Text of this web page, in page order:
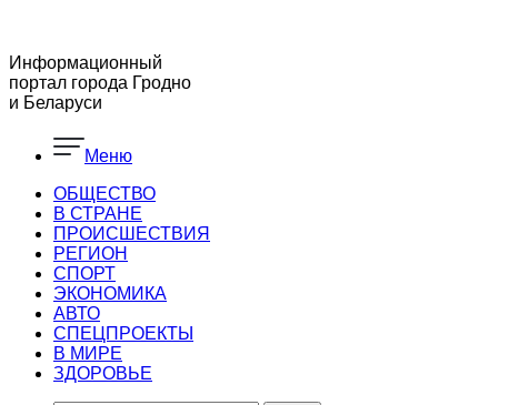
Информационный
портал города Гродно
и Беларуси
Меню
ОБЩЕСТВО
В СТРАНЕ
ПРОИСШЕСТВИЯ
РЕГИОН
CПОРТ
ЭКОНОМИКА
АВТО
СПЕЦПРОЕКТЫ
В МИРЕ
ЗДОРОВЬЕ